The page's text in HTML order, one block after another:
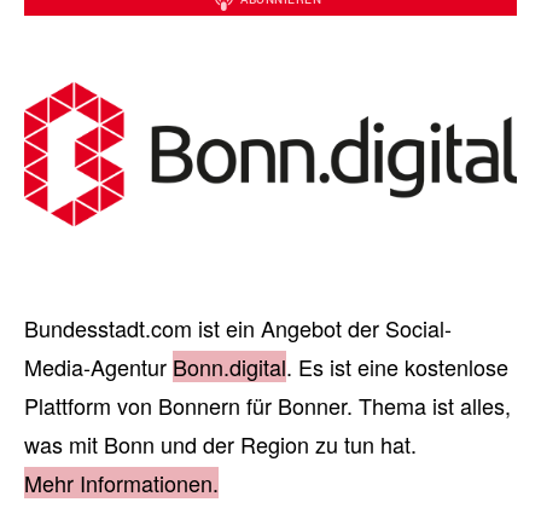
Bundesstadt.com ist ein Angebot der Social-
Media-Agentur Bonn.digital. Es ist eine kostenlose
Plattform von Bonnern für Bonner. Thema ist alles,
was mit Bonn und der Region zu tun hat.
Mehr Informationen.